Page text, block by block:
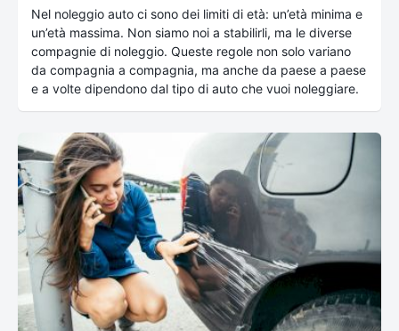
Nel noleggio auto ci sono dei limiti di età: un’età minima e
un’età massima. Non siamo noi a stabilirli, ma le diverse
compagnie di noleggio. Queste regole non solo variano
da compagnia a compagnia, ma anche da paese a paese
e a volte dipendono dal tipo di auto che vuoi noleggiare.